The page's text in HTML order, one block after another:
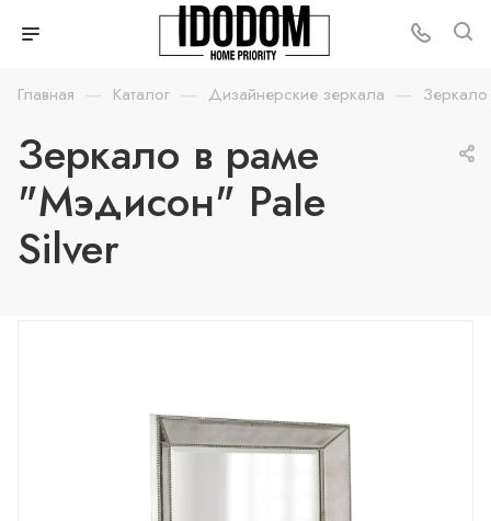
Главная — Каталог — Дизайнерские зеркала —
Зеркало в раме
"Мэдисон" Pale
Silver